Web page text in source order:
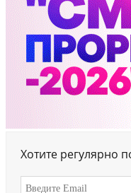
Хотите регулярно